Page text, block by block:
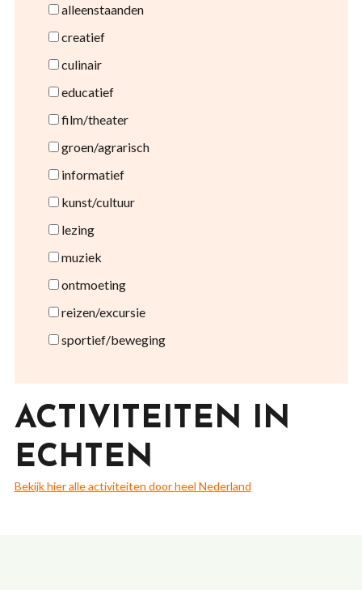
alleenstaanden
creatief
culinair
educatief
film/theater
groen/agrarisch
informatief
kunst/cultuur
lezing
muziek
ontmoeting
reizen/excursie
sportief/beweging
ACTIVITEITEN IN
ECHTEN
Bekijk hier alle activiteiten door heel Nederland